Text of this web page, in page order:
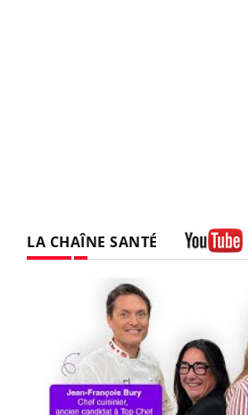
LA CHAÎNE SANTÉ